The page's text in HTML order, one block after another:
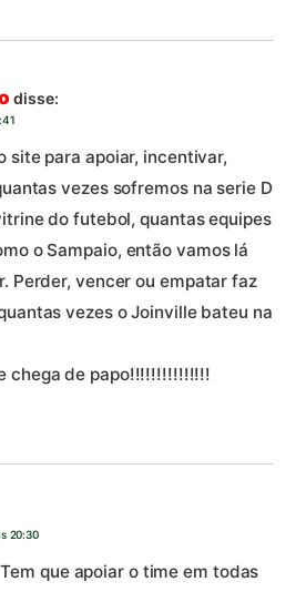
disse:
site para apoiar, incentivar,
vezes sofremos na serie D
do futebol, quantas equipes
o Sampaio, então vamos lá
Perder, vencer ou empatar faz
vezes o Joinville bateu na
chega de papo!!!!!!!!!!!!!!!
20:30
que apoiar o time em todas